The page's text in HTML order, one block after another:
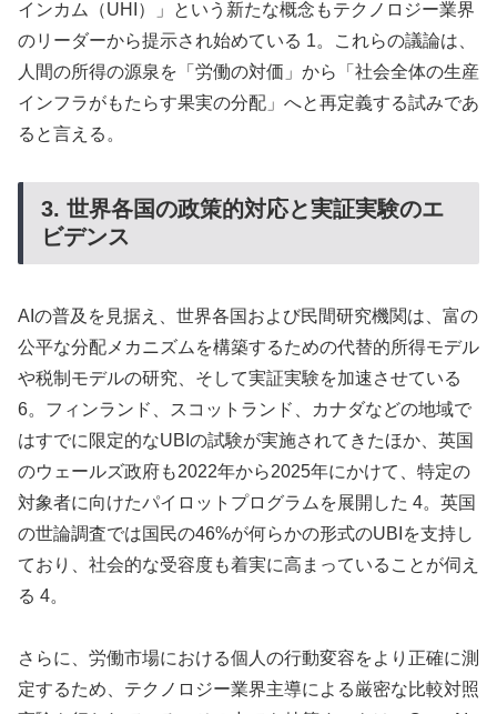
インカム（UHI）」という新たな概念もテクノロジー業界
のリーダーから提示され始めている 1。これらの議論は、
人間の所得の源泉を「労働の対価」から「社会全体の生産
インフラがもたらす果実の分配」へと再定義する試みであ
ると言える。
3. 世界各国の政策的対応と実証実験のエ
ビデンス
AIの普及を見据え、世界各国および民間研究機関は、富の
公平な分配メカニズムを構築するための代替的所得モデル
や税制モデルの研究、そして実証実験を加速させている
6。フィンランド、スコットランド、カナダなどの地域で
はすでに限定的なUBIの試験が実施されてきたほか、英国
のウェールズ政府も2022年から2025年にかけて、特定の
対象者に向けたパイロットプログラムを展開した 4。英国
の世論調査では国民の46%が何らかの形式のUBIを支持し
ており、社会的な受容度も着実に高まっていることが伺え
る 4。
さらに、労働市場における個人の行動変容をより正確に測
定するため、テクノロジー業界主導による厳密な比較対照